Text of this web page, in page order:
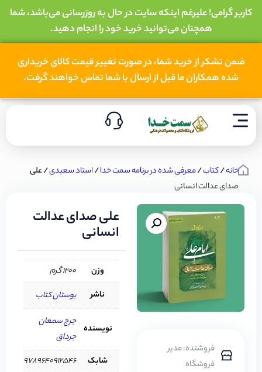
کاربر گرامی! علیرغم اینکه سایت در حال به روزرسانی می‌باشد، شما
همچنان می‌توانید خرید خود را انجام دهید.
ضمن تشکر از خرید شما، در صورت تغییر قیمت کالای خریداری
شده همکاران ما قبل از ارسال با شما تماس خواهند گرفت.
خانه/کتاب/معرفی شده در برنامه سمت خدا/استاد سعیدی‌/ علی
صدای عدالت انسانی
فروشنده: مدیر
فروشگاه
علی صدای عدالت
انسانی
وزن
1200 گرم
ناشر
بوستان کتاب
نویسنده
جرج سمعان
جرداق
شابک
9789640912546